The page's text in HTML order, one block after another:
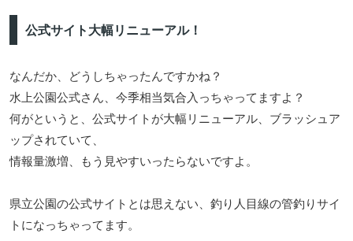
公式サイト大幅リニューアル！
なんだか、どうしちゃったんですかね？
水上公園公式さん、今季相当気合入っちゃってますよ？
何がというと、公式サイトが大幅リニューアル、ブラッシュア
ップされていて、
情報量激増、もう見やすいったらないですよ。
県立公園の公式サイトとは思えない、釣り人目線の管釣りサイ
トになっちゃってます。